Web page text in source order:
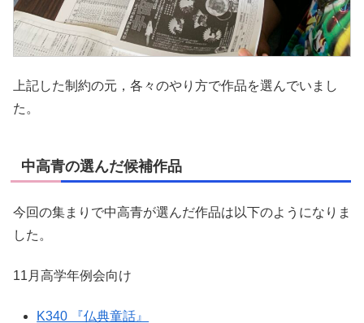
上記した制約の元，各々のやり方で作品を選んでいまし
た。
中高青の選んだ候補作品
今回の集まりで中高青が選んだ作品は以下のようになりま
した。
11月高学年例会向け
K340 『仏典童話』